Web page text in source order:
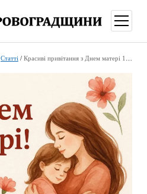
меню
Статті / Красиві привітання з Днем матері 10 травня: оригінальні листівки та побажання для мами